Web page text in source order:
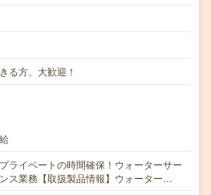
る方、大歓迎！
ライベートの時間確保！ウォーターサー
ス業務【取扱製品情報】ウォーター…